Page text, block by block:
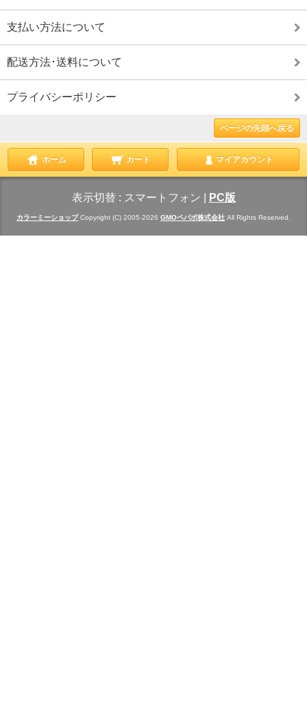
支払い方法について
配送方法･送料について
プライバシーポリシー
ページの先頭へ戻る
ホーム カート マイアカウント
表示切替 : スマートフォン PC版
カラーミーショップCopyright (C) 2005-2026 GMOペパボ株式会社 All Rights Reserved.